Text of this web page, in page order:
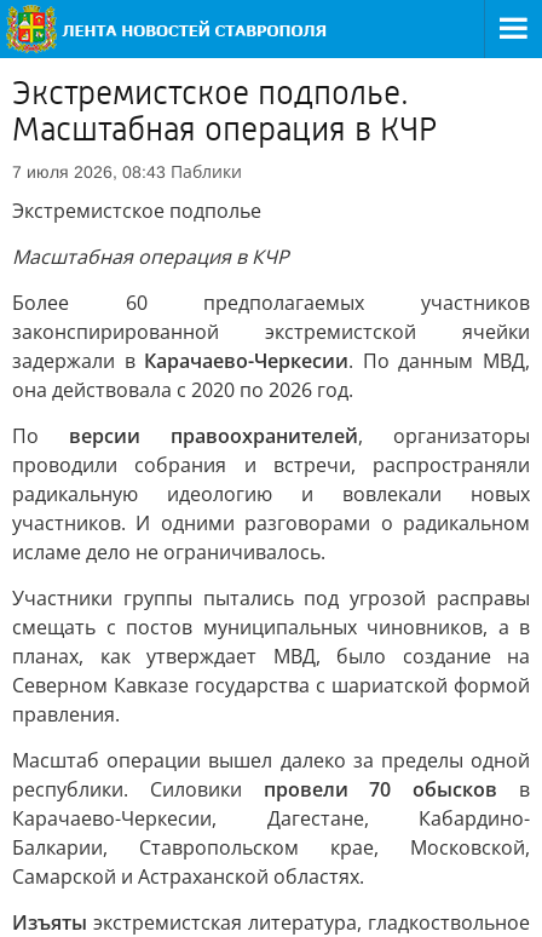
Экстремистское подполье.
Масштабная операция в КЧР
7 июля 2026, 08:43 Паблики
Экстремистское подполье
Масштабная операция в КЧР
Более 60 предполагаемых участников
законспирированной экстремистской ячейки
задержали в Карачаево-Черкесии. По данным МВД,
она действовала с 2020 по 2026 год.
По версии правоохранителей, организаторы
проводили собрания и встречи, распространяли
радикальную идеологию и вовлекали новых
участников. И одними разговорами о радикальном
исламе дело не ограничивалось.
Участники группы пытались под угрозой расправы
смещать с постов муниципальных чиновников, а в
планах, как утверждает МВД, было создание на
Северном Кавказе государства с шариатской формой
правления.
Масштаб операции вышел далеко за пределы одной
республики. Силовики провели 70 обысков в
Карачаево-Черкесии, Дагестане, Кабардино-
Балкарии, Ставропольском крае, Московской,
Самарской и Астраханской областях.
Изъяты экстремистская литература, гладкоствольное